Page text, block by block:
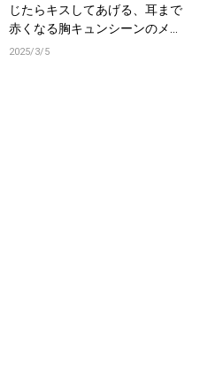
じたらキスしてあげる、耳まで
赤くなる胸キュンシーンのメイ
キング映像が特別公開！
2025/3/5